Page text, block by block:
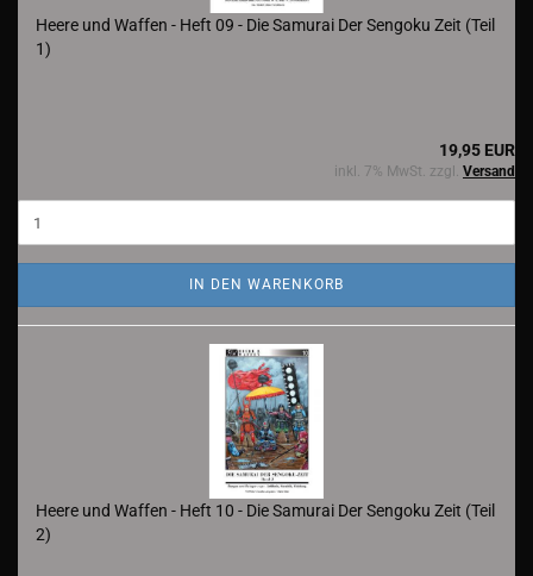
Heere und Waffen - Heft 09 - Die Samurai Der Sengoku Zeit (Teil
1)
19,95 EUR
inkl. 7% MwSt. zzgl. Versand
IN DEN WARENKORB
Heere und Waffen - Heft 10 - Die Samurai Der Sengoku Zeit (Teil
2)